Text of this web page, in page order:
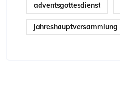
adventsgottesdienst
jahreshauptversammlung